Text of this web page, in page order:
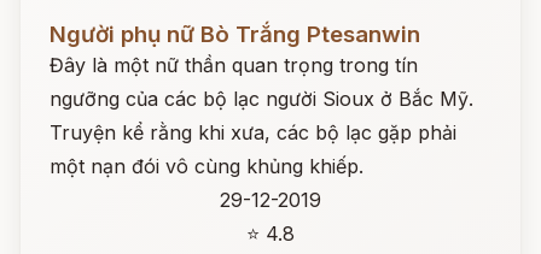
Người phụ nữ Bò Trắng Ptesanwin
Đây là một nữ thần quan trọng trong tín
ngưỡng của các bộ lạc người Sioux ở Bắc Mỹ.
Truyện kể rằng khi xưa, các bộ lạc gặp phải
một nạn đói vô cùng khủng khiếp.
29-12-2019
⭐ 4.8